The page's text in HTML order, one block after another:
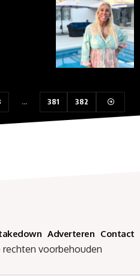
… 381 382
Adverteren Contact
voorbehouden